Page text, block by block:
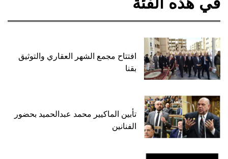
افتتاح مجمع الشهر العقاري والتوثيق
بقنا
تأبين الماكيير محمد عبدالحميد بحضور
الفنانين